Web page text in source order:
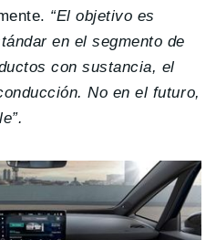
“El objetivo es
en el segmento de
con sustancia, el
No en el futuro,